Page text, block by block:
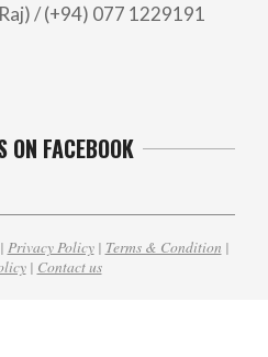
/ (+94) 077 1229191
ON FACEBOOK
Privacy Policy| Terms & Condition |
| Contact us